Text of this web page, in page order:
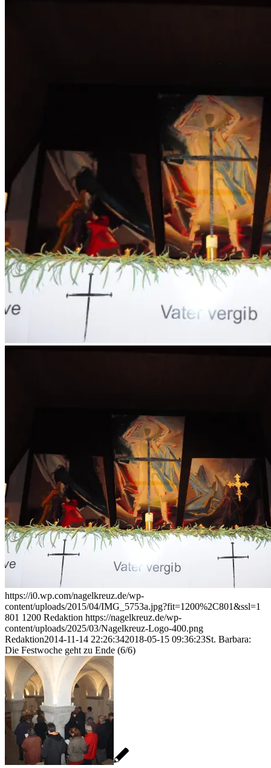
https://i0.wp.com/nagelkreuz.de/wp-
content/uploads/2015/04/IMG_5753a.jpg?fit=1200%2C801&ssl=1
801 1200 Redaktion https://nagelkreuz.de/wp-
content/uploads/2025/03/Nagelkreuz-Logo-400.png
Redaktion2014-11-14 22:26:342018-05-15 09:36:23St. Barbara:
Die Festwoche geht zu Ende (6/6)